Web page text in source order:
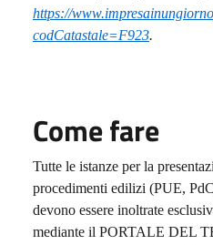
https://
codCatastale=F923.
Come fare
Tutte le istanze per la
procedimenti edilizi (PUE,
devono essere inoltrate
mediante il PORTALE DEL